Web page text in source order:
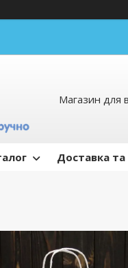
Магазин для
Доставка